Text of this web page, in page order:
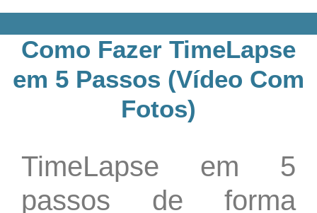
Como Fazer TimeLapse
em 5 Passos (Vídeo Com
Fotos)
TimeLapse em 5
passos de forma